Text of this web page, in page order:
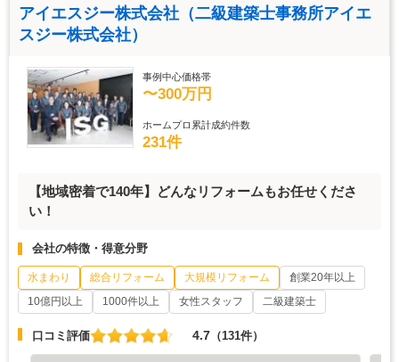
アイエスジー株式会社（二級建築士事務所アイエ
スジー株式会社）
事例中心価格帯
〜300万円
ホームプロ累計成約件数
231件
【地域密着で140年】どんなリフォームもお任せくださ
い！
会社の特徴・得意分野
水まわり 総合リフォーム 大規模リフォーム
創業20年以上
10億円以上
1000件以上 女性スタッフ 二級建築士
口コミ評価 4.7 （131件）